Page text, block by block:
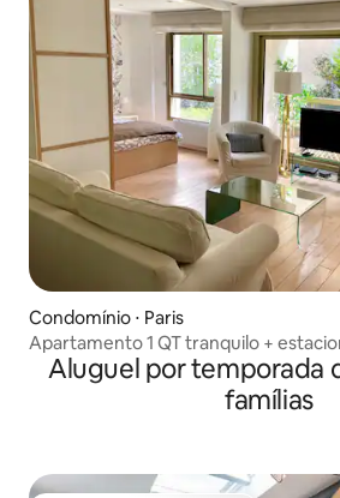
Condomínio ⋅ Paris
Apartamento 1 QT tranquilo +
Champs Elysées
Aluguel por temporada
famílias